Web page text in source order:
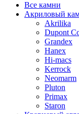
Все камни
Акриловый
Akrilika
Dupont
Grandex
Hanex
Hi-macs
Kerrock
Neomarm
Pluton
Primax
Staron